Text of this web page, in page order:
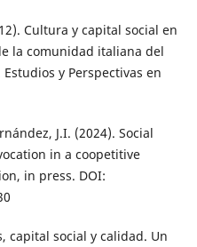
Cultura y capital social en
la comunidad italiana del
y Perspectivas en
J.I. (2024). Social
in a coopetitive
in press. DOI:
capital social y calidad. Un